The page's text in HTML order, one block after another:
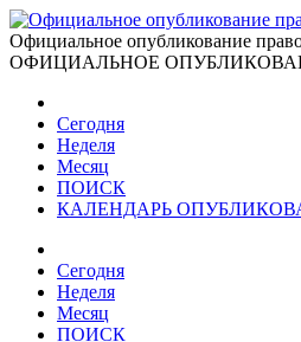
Официальное опубликование
ОФИЦИАЛЬНОЕ
Сегодня
Неделя
Месяц
ПОИСК
КАЛЕНДАРЬ
Сегодня
Неделя
Месяц
ПОИСК